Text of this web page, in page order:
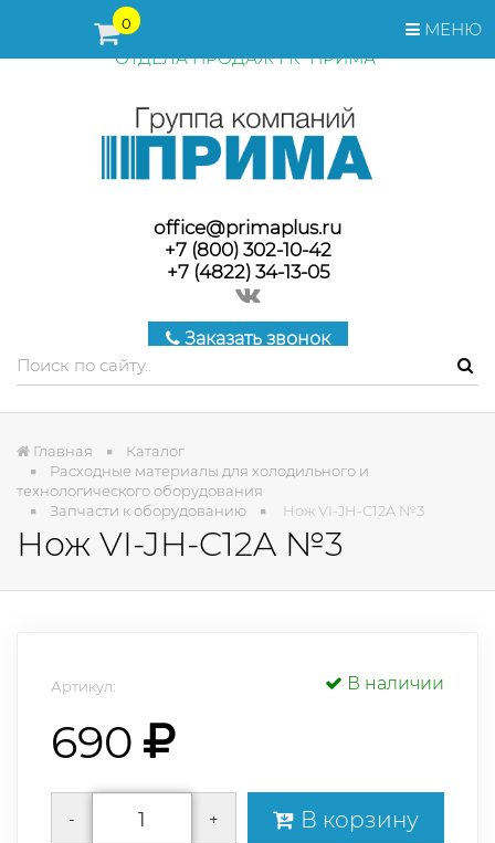
МЕНЮ
0
ПЕРЕД ОФОРМЛЕНИЕМ ЗАКАЗА, СТОИМОСТЬ И СРОКИ
ПОСТАВКИ ТОВАРА УТОЧНЯЙТЕ У МЕНЕДЖЕРОВ
ОТДЕЛА ПРОДАЖ ГК "ПРИМА"
office@primaplus.ru
+7 (800) 302-10-42
+7 (4822) 34-13-05
Заказать звонок
Главная
Каталог
Расходные материалы для холодильного и
технологического оборудования
Запчасти к оборудованию
Нож VI-JH-C12A №3
Нож VI-JH-C12A №3
Артикул: В наличии
690
- + В корзину